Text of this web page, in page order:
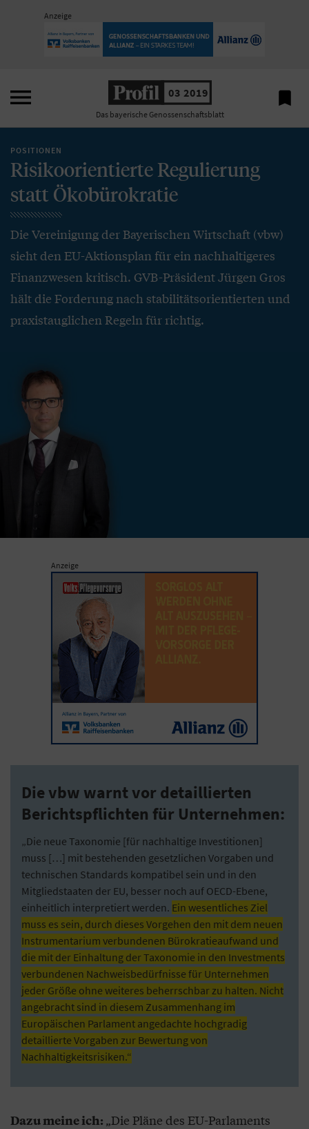
Anzeige
 03 2019
Das bayerische Genossenschaftsblatt

POSITIONEN
Risikoorientierte Regulierung
statt Ökobürokratie
Die Vereinigung der Bayerischen Wirtschaft (vbw)
sieht den EU-Aktionsplan für ein nachhaltigeres
Finanzwesen kritisch. GVB-Präsident Jürgen Gros
hält die Forderung nach stabilitätsorientierten und
praxistauglichen Regeln für richtig.
Anzeige
Die vbw warnt vor detaillierten
Berichtspflichten für Unternehmen:
„Die neue Taxonomie [für nachhaltige Investitionen]
muss […] mit bestehenden gesetzlichen Vorgaben und
technischen Standards kompatibel sein und in den
Mitgliedstaaten der EU, besser noch auf OECD-Ebene,
einheitlich interpretiert werden. Ein wesentliches Ziel
muss es sein, durch dieses Vorgehen den mit dem neuen
Instrumentarium verbundenen Bürokratieaufwand und
die mit der Einhaltung der Taxonomie in den Investments
verbundenen Nachweisbedürfnisse für Unternehmen
jeder Größe ohne weiteres beherrschbar zu halten. Nicht
angebracht sind in diesem Zusammenhang im
Europäischen Parlament angedachte hochgradig
detaillierte Vorgaben zur Bewertung von
Nachhaltigkeitsrisiken.“
Dazu meine ich: „Die Pläne des EU-Parlaments